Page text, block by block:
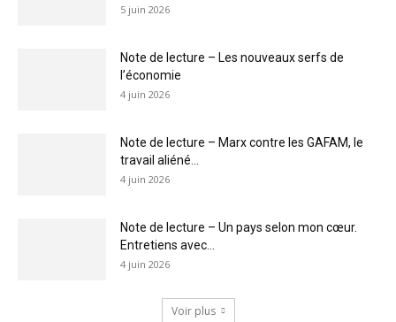
5 juin 2026
Note de lecture – Les nouveaux serfs de
l’économie
4 juin 2026
Note de lecture – Marx contre les GAFAM, le
travail aliéné...
4 juin 2026
Note de lecture – Un pays selon mon cœur.
Entretiens avec...
4 juin 2026
Voir plus